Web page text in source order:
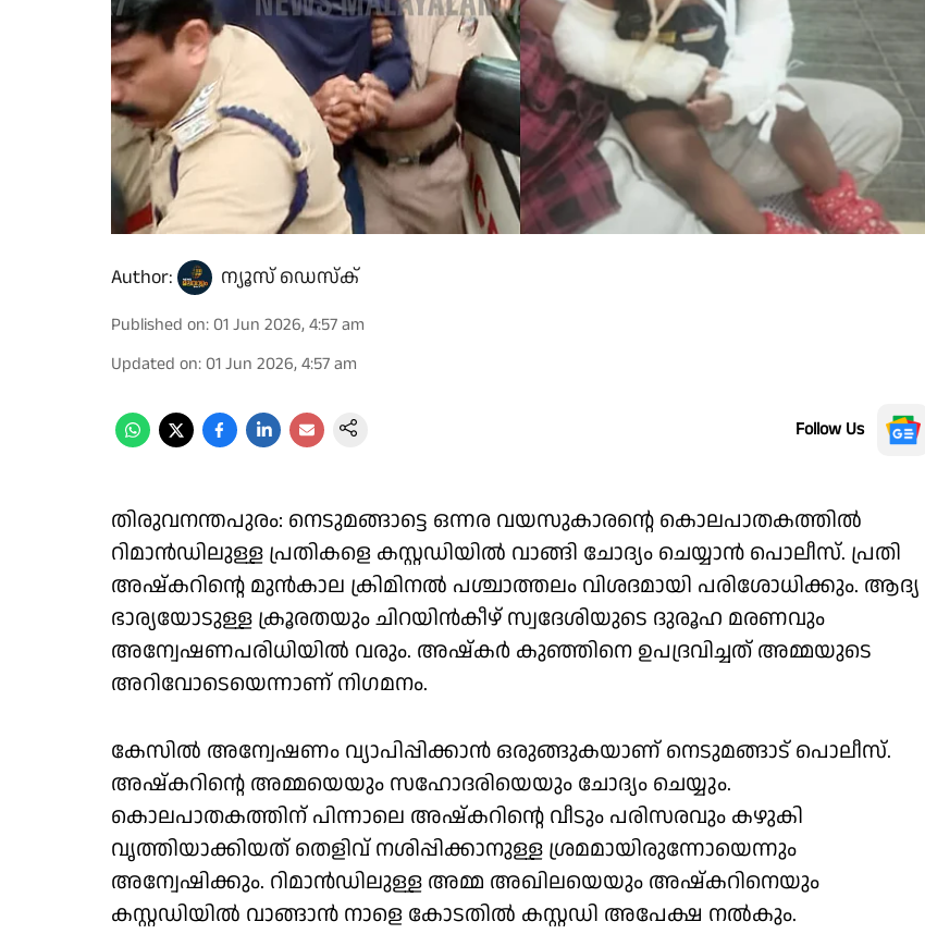
Author: ന്യൂസ് ഡെസ്ക്
Published on: 01 Jun 2026, 4:57 am
Updated on: 01 Jun 2026, 4:57 am
Follow Us
തിരുവനന്തപുരം: നെടുമങ്ങാട്ടെ ഒന്നര വയസുകാരന്റെ കൊലപാതകത്തിൽ
റിമാൻഡിലുള്ള പ്രതികളെ കസ്റ്റഡിയിൽ വാങ്ങി ചോദ്യം ചെയ്യാൻ പൊലീസ്. പ്രതി
അഷ്കറിന്റെ മുൻകാല ക്രിമിനൽ പശ്ചാത്തലം വിശദമായി പരിശോധിക്കും. ആദ്യ
ഭാര്യയോടുള്ള ക്രൂരതയും ചിറയിൻകീഴ് സ്വദേശിയുടെ ദുരൂഹ മരണവും
അന്വേഷണപരിധിയിൽ വരും. അഷ്കർ കുഞ്ഞിനെ ഉപദ്രവിച്ചത് അമ്മയുടെ
അറിവോടെയെന്നാണ് നിഗമനം.
കേസിൽ അന്വേഷണം വ്യാപിപ്പിക്കാൻ ഒരുങ്ങുകയാണ് നെടുമങ്ങാട് പൊലീസ്.
അഷ്കറിന്റെ അമ്മയെയും സഹോദരിയെയും ചോദ്യം ചെയ്യും.
കൊലപാതകത്തിന് പിന്നാലെ അഷ്കറിന്റെ വീടും പരിസരവും കഴുകി
വൃത്തിയാക്കിയത് തെളിവ് നശിപ്പിക്കാനുള്ള ശ്രമമായിരുന്നോയെന്നും
അന്വേഷിക്കും. റിമാൻഡിലുള്ള അമ്മ അഖിലയെയും അഷ്കറിനെയും
കസ്റ്റഡിയിൽ വാങ്ങാൻ നാളെ കോടതിൽ കസ്റ്റഡി അപേക്ഷ നൽകും.